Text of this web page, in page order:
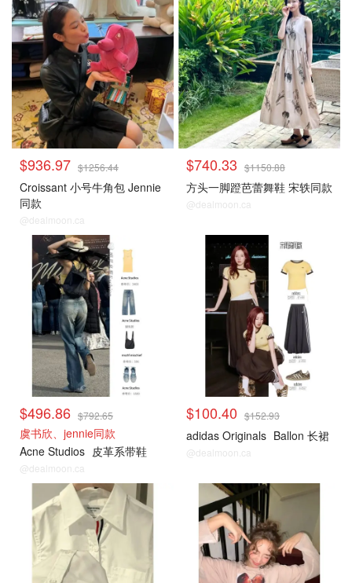
$936.97 $1256.44
Croissant 小号牛角包 Jennie
同款
@dealmoon.ca
$740.33 $1150.88
方头一脚蹬芭蕾舞鞋 宋轶同款
@dealmoon.ca
$496.86 $792.65
虞书欣、jennie同款
Acne Studios 皮革系带鞋
@dealmoon.ca
$100.40 $152.93
adidas Originals Ballon 长裙
@dealmoon.ca